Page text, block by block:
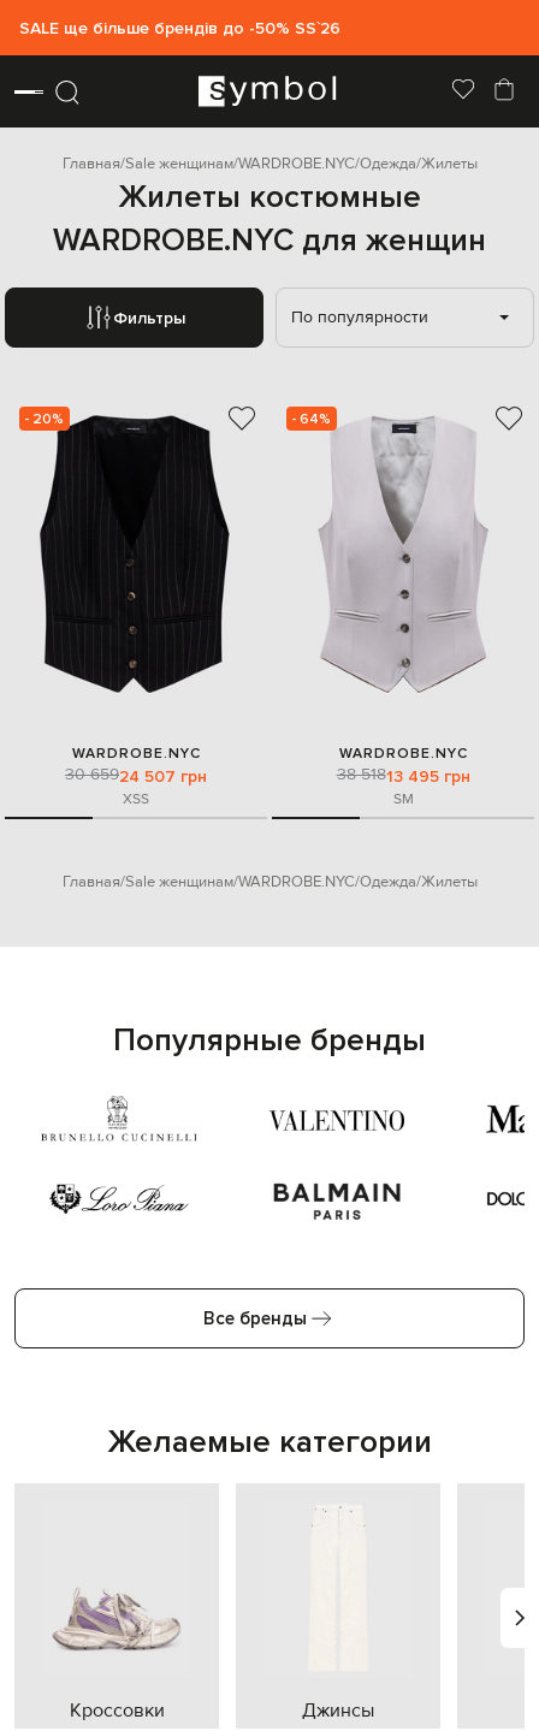
SALE ще більше брендів до -50% SS`26
Главная Sale женщинам WARDROBE.NYC Одежда Жилеты
Жилеты костюмные
WARDROBE.NYC для женщин
Фильтры По популярности
- 20%
WARDROBE.NYC
30 65924 507 грн
XSS
- 64%
WARDROBE.NYC
38 51813 495 грн
SM
Главная Sale женщинам WARDROBE.NYC Одежда Жилеты
Популярные бренды
Все бренды
Желаемые категории
Кроссовки Джинсы